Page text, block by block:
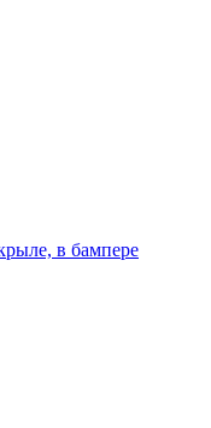
в бампере